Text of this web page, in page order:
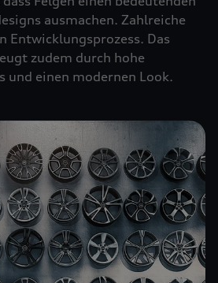
ausmachen. Zahlreiche
Entwicklungsprozess. Das
zudem durch hohe
und einen modernen Look.